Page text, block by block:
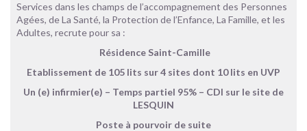
Services dans les champs de l’accompagnement des Personnes
Agées, de La Santé, la Protection de l’Enfance, La Famille, et les
Adultes, recrute pour sa :
Résidence Saint-Camille
Etablissement de 105 lits sur 4 sites dont 10 lits en UVP
Un (e) infirmier(e) – Temps partiel 95% – CDI sur le site de
LESQUIN
Poste à pourvoir de suite